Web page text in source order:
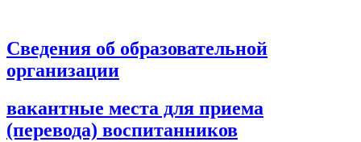
Сведения об образовательной
организации
вакантные места для приема
(перевода) воспитанников